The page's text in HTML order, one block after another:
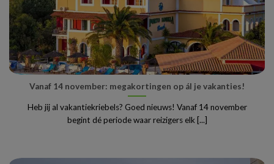
Vanaf 14 november: megakortingen op ál je vakanties!
Heb jij al vakantiekriebels? Goed nieuws! Vanaf 14 november
begint dé periode waar reizigers elk [...]